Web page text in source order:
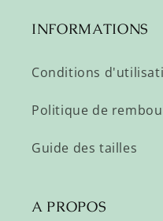
INFORMATIONS
Conditions
Politique de
Guide des tailles
A PROPOS